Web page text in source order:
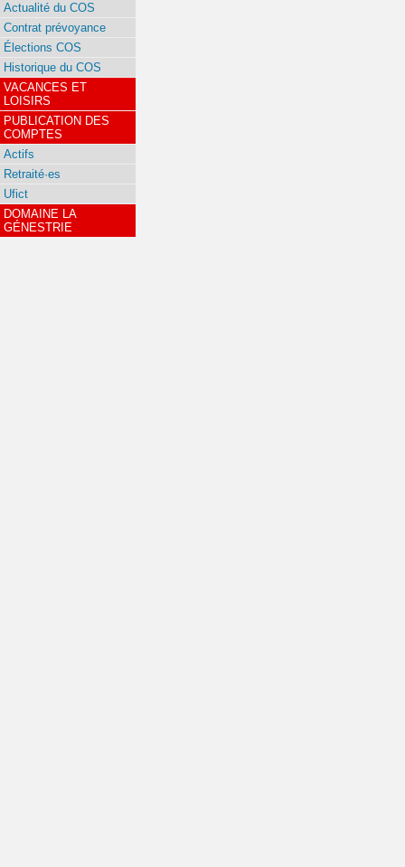
Actualité du COS
Contrat prévoyance
Élections COS
Historique du COS
VACANCES ET
LOISIRS
PUBLICATION DES
COMPTES
Actifs
Retraité·es
Ufict
DOMAINE LA
GÉNESTRIE